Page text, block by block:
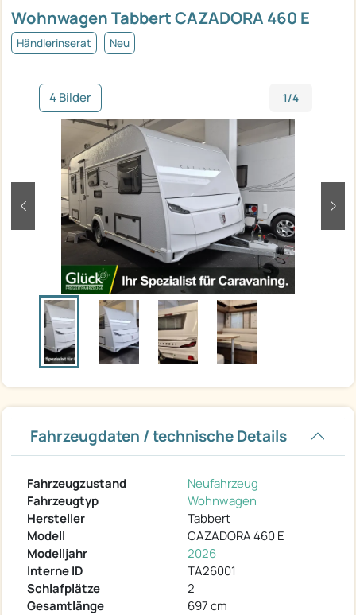
Wohnwagen Tabbert CAZADORA 460 E
Händlerinserat Neu
4 Bilder 1/4
zurück
Fahrzeugdaten / technische Details
Fahrzeugzustand
Neufahrzeug
Fahrzeugtyp
Wohnwagen
Hersteller
Tabbert
Modell
CAZADORA 460 E
Modelljahr
2026
Interne ID
TA26001
Schlafplätze
2
Gesamtlänge
697 cm